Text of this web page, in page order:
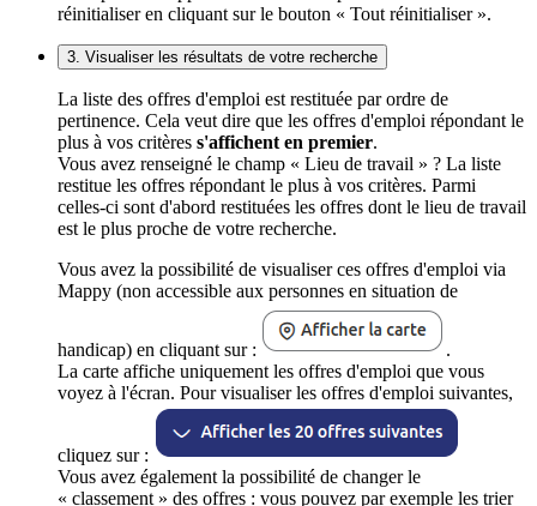
réinitialiser en cliquant sur le bouton « Tout réinitialiser ».
3. Visualiser les résultats de votre recherche
La liste des offres d'emploi est restituée par ordre de
pertinence. Cela veut dire que les offres d'emploi répondant le
plus à vos critères s'affichent en premier.
Vous avez renseigné le champ « Lieu de travail » ? La liste
restitue les offres répondant le plus à vos critères. Parmi
celles-ci sont d'abord restituées les offres dont le lieu de travail
est le plus proche de votre recherche.
Vous avez la possibilité de visualiser ces offres d'emploi via
Mappy (non accessible aux personnes en situation de
handicap) en cliquant sur :
.
La carte affiche uniquement les offres d'emploi que vous
voyez à l'écran. Pour visualiser les offres d'emploi suivantes,
cliquez sur :
Vous avez également la possibilité de changer le
« classement » des offres : vous pouvez par exemple les trier